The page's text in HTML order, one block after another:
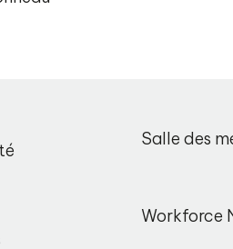
Salle des
Workforce